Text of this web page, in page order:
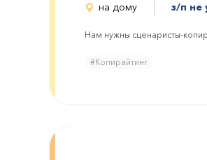
на дому з/п не
Нам нужны сценаристы-
#Копирайтинг